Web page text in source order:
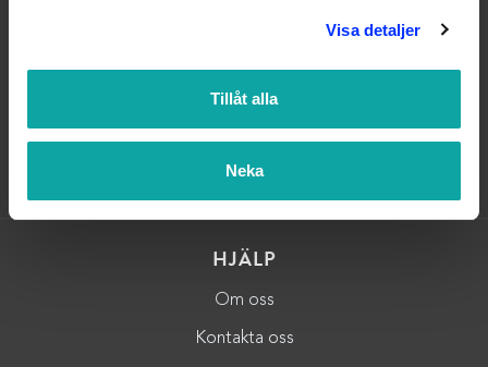
Visa detaljer
Tillåt alla
Neka
nöjda kunder – tveka inte att höra av dig till oss så hjälper vi
HJÄLP
Om oss
Kontakta oss